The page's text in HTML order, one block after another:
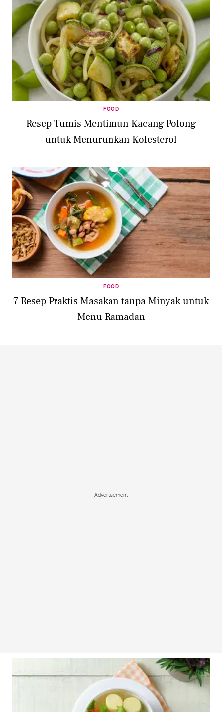
FOOD
Resep Tumis Mentimun Kacang Polong
untuk Menurunkan Kolesterol
FOOD
7 Resep Praktis Masakan tanpa Minyak untuk
Menu Ramadan
Advertisement